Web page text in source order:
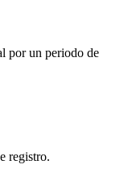
por un periodo de
registro.